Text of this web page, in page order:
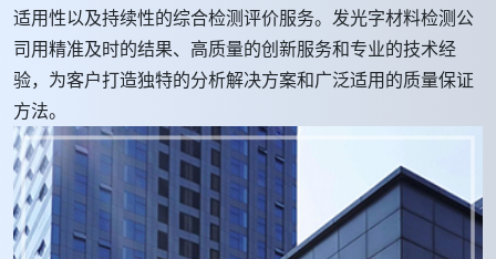
适用性以及持续性的综合检测评价服务。发光字材料检测公
司用精准及时的结果、高质量的创新服务和专业的技术经
验，为客户打造独特的分析解决方案和广泛适用的质量保证
方法。